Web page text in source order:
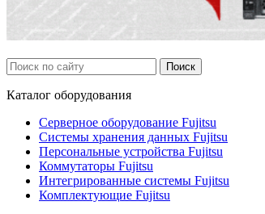
Каталог оборудования
Серверное оборудование Fujitsu
Системы хранения данных Fujitsu
Персональные устройства Fujitsu
Коммутаторы Fujitsu
Интегрированные системы Fujitsu
Комплектующие Fujitsu